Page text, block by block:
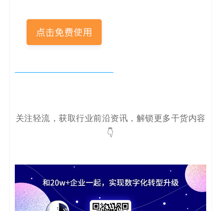
关注轻流，获取行业前沿资讯，解锁更多干货内容
👇